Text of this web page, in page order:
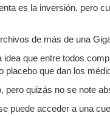
es la inversión, pero
de más de una
idea que entre todos
placebo que dan los
pero quizás no se note
puede acceder a una